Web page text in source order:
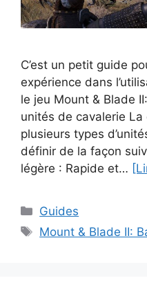
C’est un petit guide
expérience dans
le jeu Mount & Blade
unités de cavalerie
plusieurs types
définir de la façon
légère : Rapide et…
Catégories
Guides
Étiquettes
Mount & Blade II: